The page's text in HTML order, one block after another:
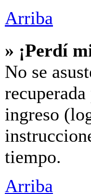
Arriba
» ¡Perdí
No se
ingreso
tiempo.
Arriba